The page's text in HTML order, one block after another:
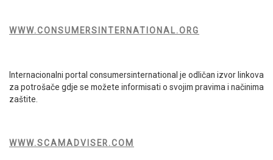
WWW.CONSUMERSINTERNATIONAL.ORG
Internacionalni portal consumersinternational je odličan izvor linkova
za potrošače gdje se možete informisati o svojim pravima i načinima
zaštite.
WWW.SCAMADVISER.COM